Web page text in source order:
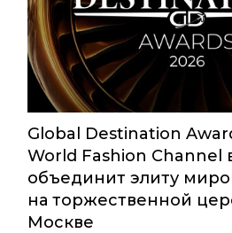
Global Destination
World Fashion Channel
объединит элиту
на торжественной
Москве